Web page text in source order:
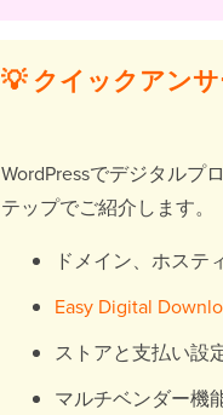
💡 クイックアン
WordPressでデジタルプ
テップでご紹介します。
ドメイン、ホステ
Easy Digital
ストアと支払い設
マルチベンダー機